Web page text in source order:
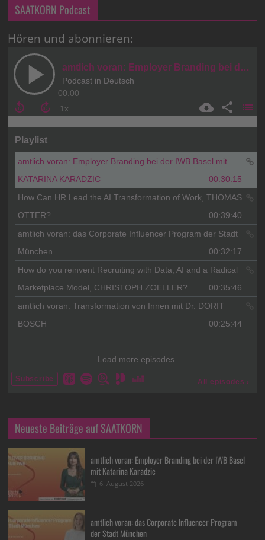
SAATKORN Podcast
Hören und abonnieren:
Neueste Beiträge auf SAATKORN
amtlich voran: Employer Branding bei der IWB Basel
mit Katarina Karadzic
6. August 2026
amtlich voran: das Corporate Influencer Program
der Stadt München